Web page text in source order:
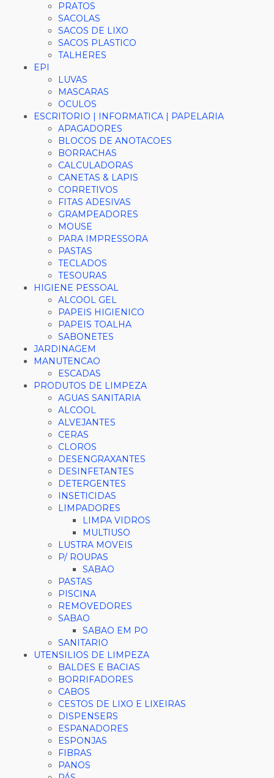
PRATOS
SACOLAS
SACOS DE LIXO
SACOS PLASTICO
TALHERES
EPI
LUVAS
MASCARAS
OCULOS
ESCRITORIO | INFORMATICA | PAPELARIA
APAGADORES
BLOCOS DE ANOTACOES
BORRACHAS
CALCULADORAS
CANETAS & LAPIS
CORRETIVOS
FITAS ADESIVAS
GRAMPEADORES
MOUSE
PARA IMPRESSORA
PASTAS
TECLADOS
TESOURAS
HIGIENE PESSOAL
ALCOOL GEL
PAPEIS HIGIENICO
PAPEIS TOALHA
SABONETES
JARDINAGEM
MANUTENCAO
ESCADAS
PRODUTOS DE LIMPEZA
AGUAS SANITARIA
ALCOOL
ALVEJANTES
CERAS
CLOROS
DESENGRAXANTES
DESINFETANTES
DETERGENTES
INSETICIDAS
LIMPADORES
LIMPA VIDROS
MULTIUSO
LUSTRA MOVEIS
P/ ROUPAS
SABAO
PASTAS
PISCINA
REMOVEDORES
SABAO
SABAO EM PO
SANITARIO
UTENSILIOS DE LIMPEZA
BALDES E BACIAS
BORRIFADORES
CABOS
CESTOS DE LIXO E LIXEIRAS
DISPENSERS
ESPANADORES
ESPONJAS
FIBRAS
PANOS